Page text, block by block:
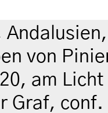
von
am
Graf,